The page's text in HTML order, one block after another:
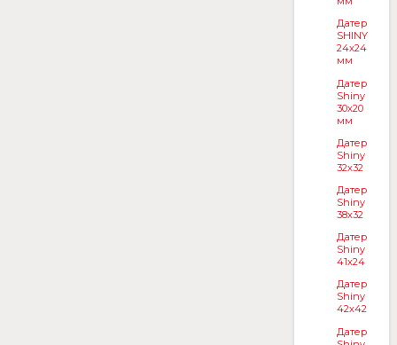
Датер
SHINY
24x24
мм
Датер
Shiny
30x20
мм
Датер
Shiny
32x32
Датер
Shiny
38x32
Датер
Shiny
41x24
Датер
Shiny
42x42
Датер